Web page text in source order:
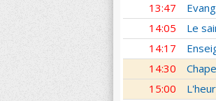
13:47
14:05 Le
14:17
14:30
15:00